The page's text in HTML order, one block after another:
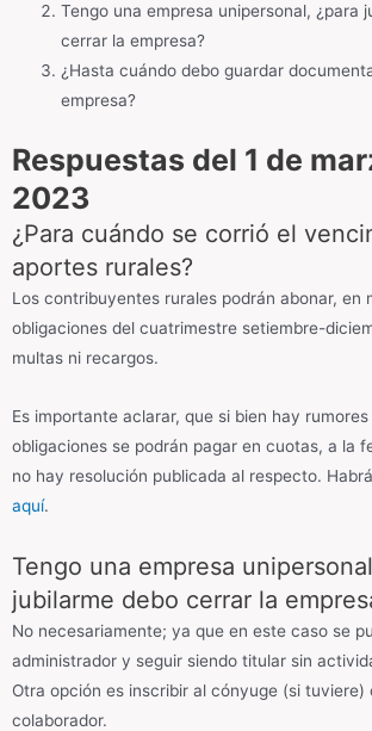
Tengo una empresa unipersonal, ¿para
cerrar la empresa?
¿Hasta cuándo debo guardar
empresa?
Respuestas del 1 de
2023
¿Para cuándo se corrió el
aportes rurales?
Los contribuyentes rurales podrán abonar, en
obligaciones del cuatrimestre setiembre-
multas ni recargos.
Es importante aclarar, que si bien hay
obligaciones se podrán pagar en cuotas, a la
no hay resolución publicada al respecto.
aquí.
Tengo una empresa
jubilarme debo cerrar la
No necesariamente; ya que en este caso se
administrador y seguir siendo titular sin
Otra opción es inscribir al cónyuge (si tuviere)
colaborador.